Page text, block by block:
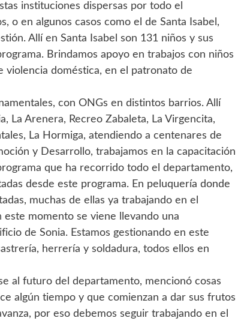
instituciones dispersas por todo el
o en algunos casos como el de Santa Isabel,
Allí en Santa Isabel son 131 niños y sus
Brindamos apoyo en trabajos con niños
violencia doméstica, en el patronato de
con ONGs en distintos barrios. Allí
La Arenera, Recreo Zabaleta, La Virgencita,
La Hormiga, atendiendo a centenares de
y Desarrollo, trabajamos en la capacitación
que ha recorrido todo el departamento,
desde este programa. En peluquería donde
muchas de ellas ya trabajando en el
este momento se viene llevando una
de Sonia. Estamos gestionando en este
herrería y soldadura, todos ellos en
al futuro del departamento, mencionó cosas
algún tiempo y que comienzan a dar sus frutos
por eso debemos seguir trabajando en el